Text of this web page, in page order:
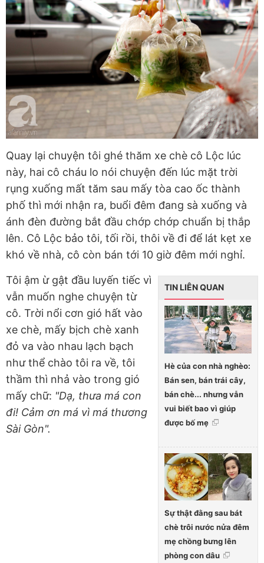
Quay lại chuyện tôi ghé thăm xe chè cô Lộc lúc
này, hai cô cháu lo nói chuyện đến lúc mặt trời
rụng xuống mất tăm sau mấy tòa cao ốc thành
phố thì mới nhận ra, buổi đêm đang sà xuống và
ánh đèn đường bắt đầu chớp chớp chuẩn bị thắp
lên. Cô Lộc bảo tôi, tối rồi, thôi về đi để lát kẹt xe
khó về nhà, cô còn bán tới 10 giờ đêm mới nghỉ.
TIN LIÊN QUAN
Hè của con nhà nghèo:
Bán sen, bán trái cây,
bán chè... nhưng vẫn
vui biết bao vì giúp
được bố mẹ
Sự thật đằng sau bát
chè trôi nước nửa đêm
mẹ chồng bưng lên
phòng con dâu
Tôi ậm ừ gật đầu luyến tiếc vì
vẫn muốn nghe chuyện từ
cô. Trời nổi cơn gió hất vào
xe chè, mấy bịch chè xanh
đỏ va vào nhau lạch bạch
như thể chào tôi ra về, tôi
thầm thì nhả vào trong gió
mấy chữ: "Dạ, thưa má con
đi! Cảm ơn má vì má thương
Sài Gòn".